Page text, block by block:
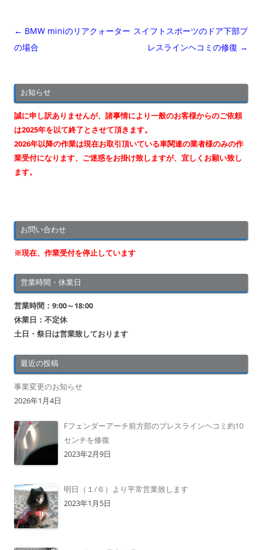
投
稿
ゲ
ー
シ
ョ
ン
← BMW miniのリアクォーター
の場合
スイフトスポーツのドア下部プ
レスラインヘコミの修復 →
お知らせ
誠に申し訳ありませんが、諸事情により一般のお客様からのご依頼
は2025年を以て終了とさせて頂きます。
2026年以降の作業は現在お取引頂いている車関連の業者様のみの作
業受付になります、ご迷惑をお掛け致しますが、宜しくお願い致し
ます。
お問い合わせ
※現在、作業受付を停止しています
営業時間・休業日
営業時間：9:00～18:00
休業日：不定休
土日・祭日は営業致しております
最近の投稿
事業変更のお知らせ
2026年1月4日
Fフェンダーアーチ前方部のプレスラインヘコミ約10
センチを修復
2023年2月9日
明日（１/６）より平常営業致します
2023年1月5日